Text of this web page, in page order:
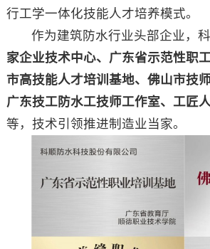
行工学一体化技能人才培养模式。
作为建筑防水行业头部企业，
家企业技术中心、广东省示范性职
市高技能人才培训基地、佛山市技
广东技工防水工技师工作室、工匠
等，技术引领推进制造业当家。